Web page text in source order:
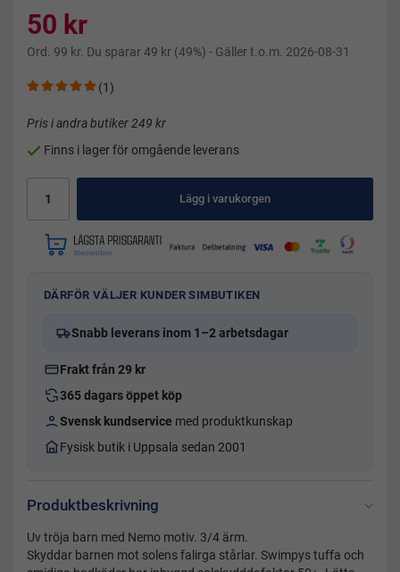
50 kr
Ord. 99 kr. Du sparar49 kr (49%) - Gäller t.o.m. 2026-08-31
(1)
Pris i andra butiker 249 kr
Finns i lager för omgående leverans
Lägg i varukorgen
DÄRFÖR VÄLJER KUNDER SIMBUTIKEN
Snabb leverans inom 1–2 arbetsdagar
Frakt från 29 kr
365 dagars öppet köp
Svensk kundservice med produktkunskap
Fysisk butik i Uppsala sedan 2001
Produktbeskrivning
Uv tröja barn med Nemo motiv. 3/4 ärm.
Skyddar barnen mot solens falirga stårlar. Swimpys tuffa och